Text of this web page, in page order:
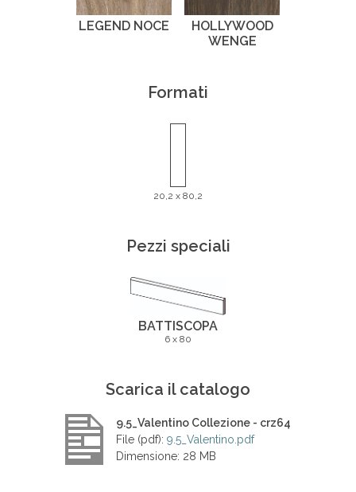
LEGEND NOCE
HOLLYWOOD
WENGE
Formati
20,2 x 80,2
Pezzi speciali
BATTISCOPA
6 x 80
Scarica il catalogo
9.5_Valentino Collezione - crz64
File (pdf): 9.5_Valentino.pdf
Dimensione: 28 MB